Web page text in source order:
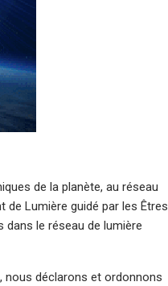
de la planète, au réseau
Lumière guidé par les Êtres
dans le réseau de lumière
nous déclarons et ordonnons